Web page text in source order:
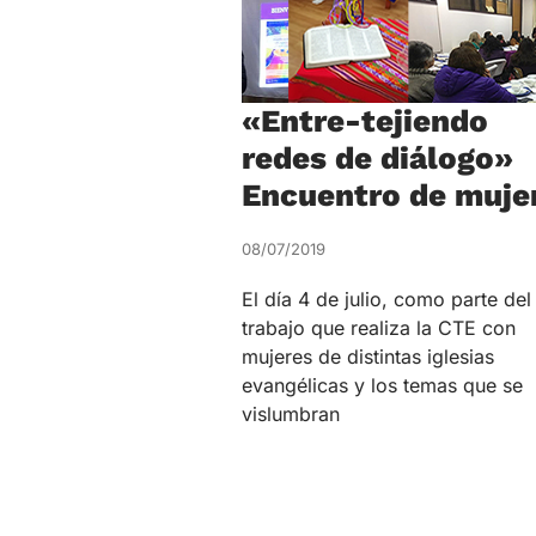
«Entre-tejiendo
redes de diálogo»
Encuentro de
08/07/2019
El día 4 de julio, como parte del
trabajo que realiza la CTE con
mujeres de distintas iglesias
evangélicas y los temas que se
vislumbran